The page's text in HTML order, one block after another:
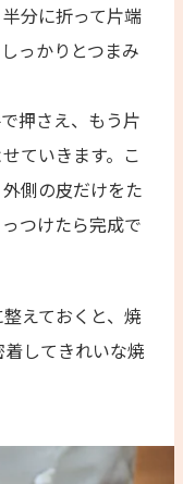
分に折って片端
っかりとつまみ
押さえ、もう片
ていきます。こ
側の皮だけをた
つけたら完成で
えておくと、焼
してきれいな焼